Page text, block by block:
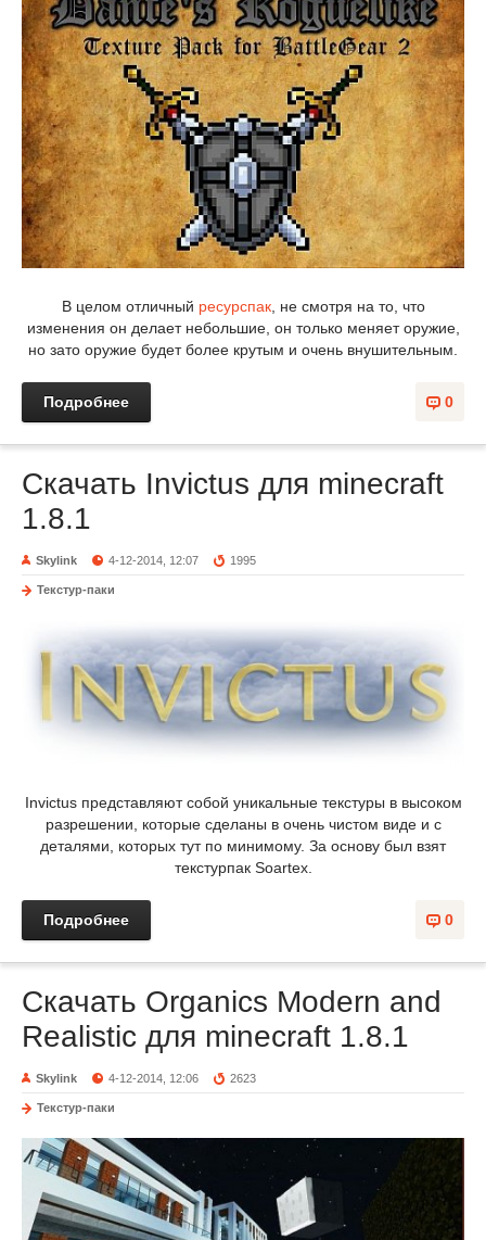
В целом отличный ресурспак, не смотря на то, что
изменения он делает небольшие, он только меняет оружие,
но зато оружие будет более крутым и очень внушительным.
0
Подробнее
Скачать Invictus для minecraft
1.8.1
Skylink 4-12-2014, 12:07 1995
Текстур-паки
Invictus представляют собой уникальные текстуры в высоком
разрешении, которые сделаны в очень чистом виде и с
деталями, которых тут по минимому. За основу был взят
текстурпак Soartex.
0
Подробнее
Скачать Organics Modern and
Realistic для minecraft 1.8.1
Skylink 4-12-2014, 12:06 2623
Текстур-паки